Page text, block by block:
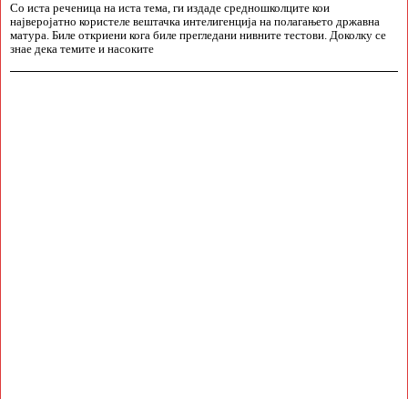
Со иста реченица на иста тема, ги издаде средношколците кои
најверојатно користеле вештачка интелигенција на полагањето државна
матура. Биле откриени кога биле прегледани нивните тестови. Доколку се
знае дека темите и насоките